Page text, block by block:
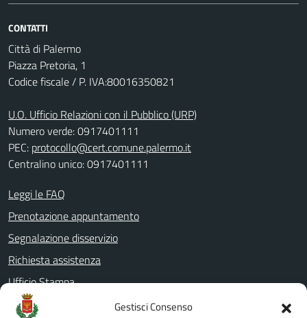
Gestisci Consenso
CONTATTI
Città di Palermo
Piazza Pretoria, 1
Codice fiscale / P. IVA:80016350821
U.O. Ufficio Relazioni con il Pubblico (URP)
Numero verde: 0917401111
PEC: protocollo@cert.comune.palermo.it
Centralino unico: 0917401111
Leggi le FAQ
Prenotazione appuntamento
Segnalazione disservizio
Richiesta assistenza
Ufficio Stampa
Amministrazione Trasparente